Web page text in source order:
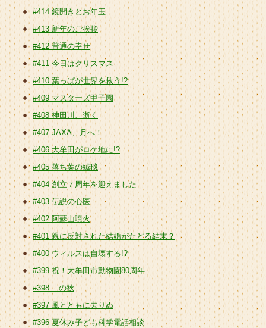
#414 鏡開きとお年玉
#413 新年のご挨拶
#412 普通の幸せ
#411 今日はクリスマス
#410 葉っぱが世界を救う!?
#409 マスターズ甲子園
#408 神田川、逝く
#407 JAXA、月へ！
#406 大牟田がロケ地に!?
#405 落ち葉の絨毯
#404 創立７周年を迎えました
#403 伝説の心医
#402 阿蘇山噴火
#401 親に反対された結婚がたどる結末？
#400 ウィルスは自壊する!?
#399 祝！大牟田市動物園80周年
#398 ...の秋
#397 風とともに去りぬ
#396 夏休み子ども科学電話相談